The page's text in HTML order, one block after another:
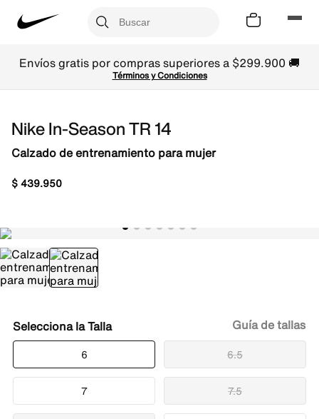
Envíos gratis por compras superiores a $299.900 🚚
Términos y Condiciones
Nike In-Season TR 14
Calzado de entrenamiento para mujer
$439.950
Talla
6 6.5
7 7.5
Guía de tallas